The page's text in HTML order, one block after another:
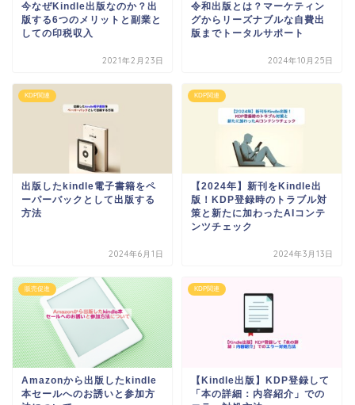
今なぜKindle出版なのか？出
版する6つのメリットと副業と
しての印税収入
2021年2月23日
令和出版とは？マーケティン
グからリーズナブルな自費出
版までトータルサポート
2024年10月25日
KDP関連
出版したkindle電子書籍をペ
ーパーバックとして出版する
方法
2024年6月1日
KDP関連
【2024年】新刊をKindle出
版！KDP登録時のトラブル対
策と新たに加わったAIコンテ
ンツチェック
2024年3月13日
販売促進
Amazonから出版したkindle
本セールへのお誘いと参加方
KDP関連
【Kindle出版】KDP登録して
「本の詳細：内容紹介」での